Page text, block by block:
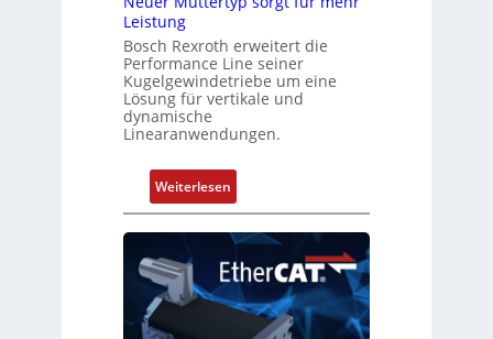
u
d
Z
u
t
a
n
d
s
ü
b
e
b
n
i
e
P
o
s
i
t
i
o
Leistung
Bosch Rexroth erweitert die
Performance Line seiner
Kugelgewindetriebe um eine
Lösung für vertikale und
dynamische
Linearanwendungen.
Weiterlesen:
N
e
e
r